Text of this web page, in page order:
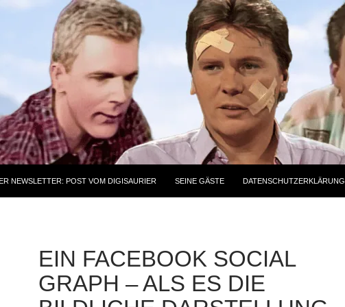
NEWSLETTER: POST VOM DIGISAURIER SEINE GÄSTE DATENSCHUTZERKLÄRUNG
EIN FACEBOOK SOCIAL
GRAPH – ALS ES DIE